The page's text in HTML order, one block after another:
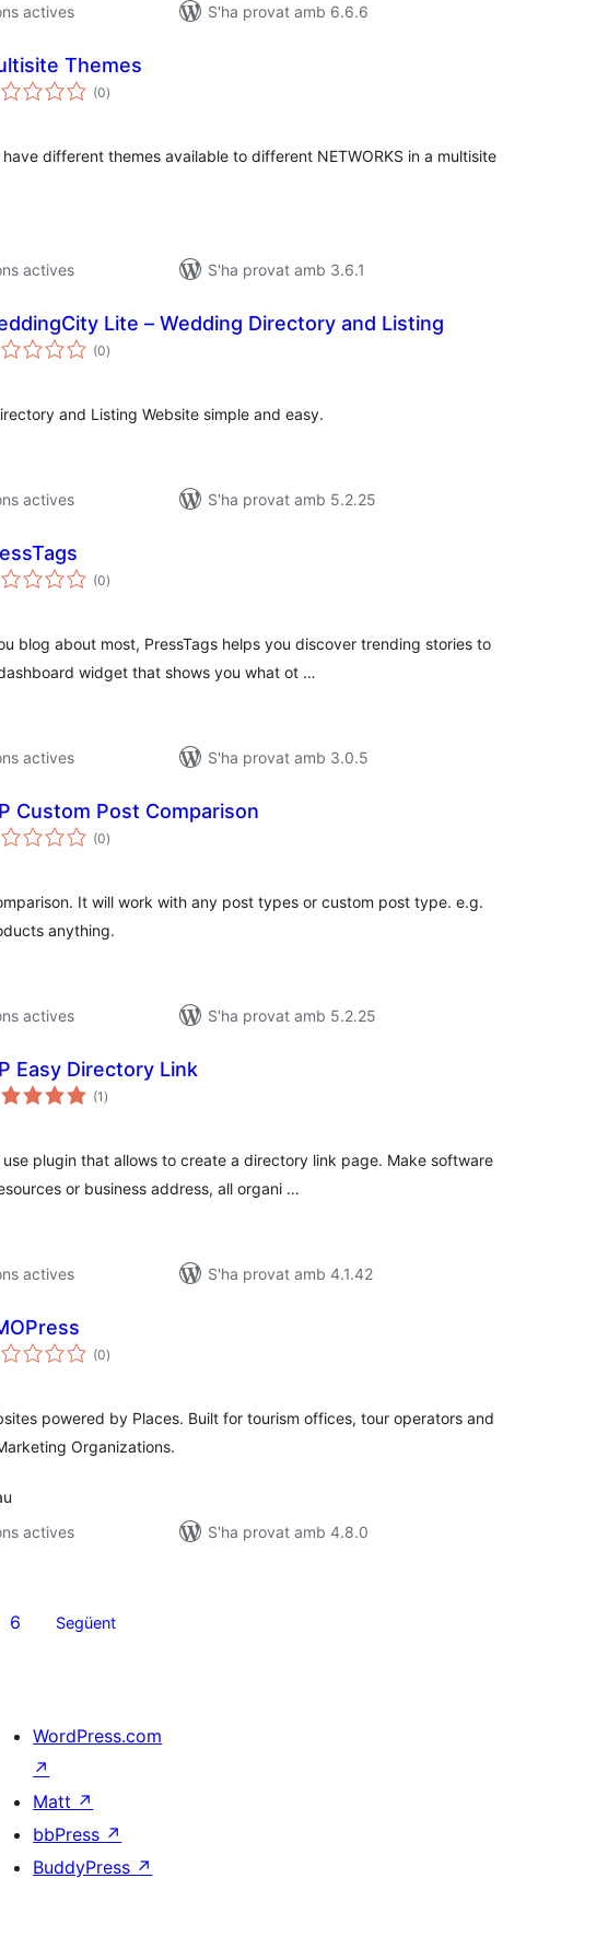
actives
S'ha provat amb 6.6.6
Themes
(0puntuacions
totals
)
different themes available to different NETWORKS in a multisite
actives
S'ha provat amb 3.6.1
Lite – Wedding Directory and Listing
(0puntuacions
totals
)
and Listing Website simple and easy.
actives
S'ha provat amb 5.2.25
(0puntuacions
totals
)
blog about most, PressTags helps you discover trending stories to
widget that shows you what ot …
actives
S'ha provat amb 3.0.5
Custom Post Comparison
(0puntuacions
totals
)
It will work with any post types or custom post type. e.g.
anything.
actives
S'ha provat amb 5.2.25
Easy Directory Link
(1 puntuacions
totals
)
plugin that allows to create a directory link page. Make software
or business address, all organi …
actives
S'ha provat amb 4.1.42
(0puntuacions
totals
)
powered by Places. Built for tourism offices, tour operators and
Organizations.
actives
S'ha provat amb 4.8.0
6 Següent
WordPress.com
↗
Matt ↗
bbPress ↗
BuddyPress ↗